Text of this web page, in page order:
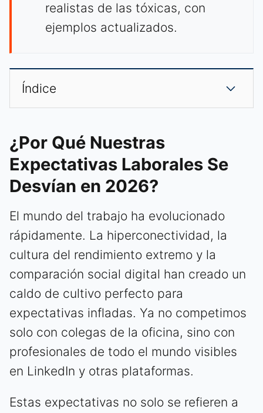
realistas de las tóxicas, con
ejemplos actualizados.
Índice
¿Por Qué Nuestras
Expectativas Laborales Se
Desvían en 2026?
El mundo del trabajo ha evolucionado
rápidamente. La hiperconectividad, la
cultura del rendimiento extremo y la
comparación social digital han creado un
caldo de cultivo perfecto para
expectativas infladas. Ya no competimos
solo con colegas de la oficina, sino con
profesionales de todo el mundo visibles
en LinkedIn y otras plataformas.
Estas expectativas no solo se refieren a